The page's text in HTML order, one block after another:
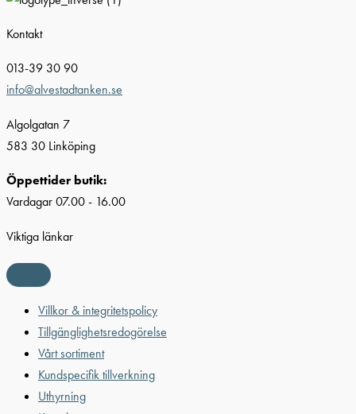
Kontakt
013-39 30 90
info@alvestadtanken.se
Algolgatan 7
583 30 Linköping
Öppettider butik:
Vardagar 07.00 - 16.00
Viktiga länkar
Villkor & integritetspolicy
Tillgänglighetsredogörelse
Vårt sortiment
Kundspecifik tillverkning
Uthyrning